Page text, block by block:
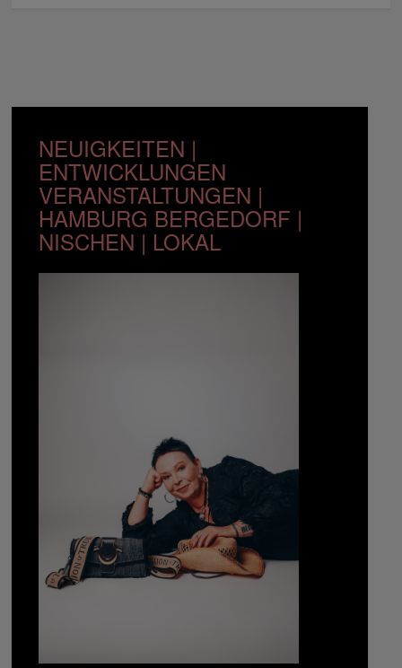
NEUIGKEITEN |
ENTWICKLUNGEN
VERANSTALTUNGEN |
HAMBURG BERGEDORF |
NISCHEN | LOKAL